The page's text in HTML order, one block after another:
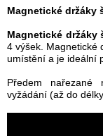
Magnetické držáky
Magnetické držáky
4 výšek. Magnetické
umístění a je ideální
Předem
vyžádání (až do